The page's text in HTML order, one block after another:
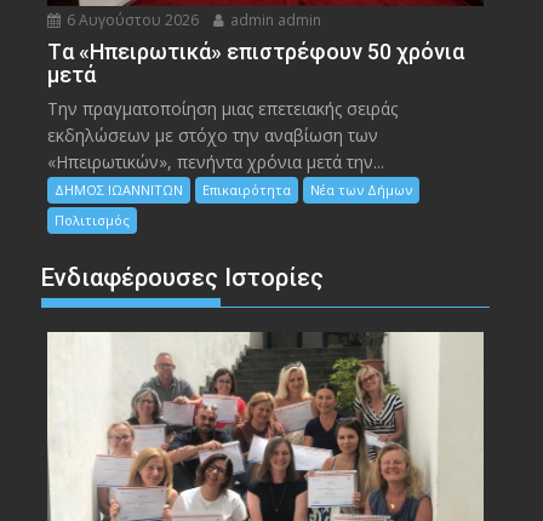
6 Αυγούστου 2026 admin admin
Tα «Ηπειρωτικά» επιστρέφουν 50 χρόνια
μετά
Την πραγματοποίηση μιας επετειακής σειράς
εκδηλώσεων με στόχο την αναβίωση των
«Ηπειρωτικών», πενήντα χρόνια μετά την...
ΔΗΜΟΣ ΙΩΑΝΝΙΤΩΝ Επικαιρότητα
Νέα των Δήμων
Πολιτισμός
Ενδιαφέρουσες Ιστορίες